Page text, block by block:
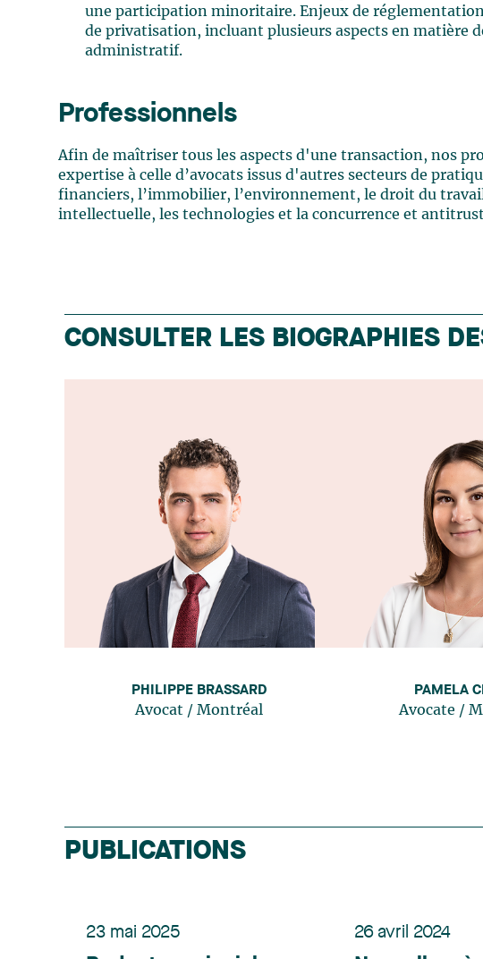
une participation minoritaire. Enjeux de
de privatisation, incluant plusieurs aspects en matière
administratif.
Professionnels
Afin de maîtriser tous les aspects d'une transaction, nos
expertise à celle d’avocats issus d'autres secteurs de
financiers, l’immobilier, l’environnement, le droit du
intellectuelle, les technologies et la concurrence et
CONSULTER LES BIOGRAPHIES
PHILIPPE BRASSARD
Avocat / Montréal
PAMELA
Avocate /
PUBLICATIONS
23 mai 2025 26 avril 2024